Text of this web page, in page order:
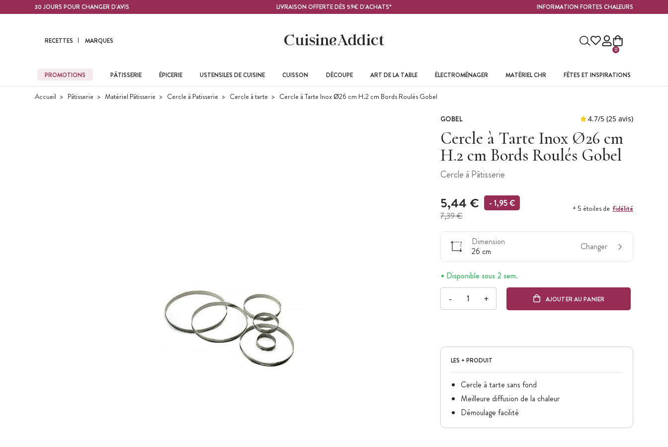
Contenu principal30 JOURS POUR CHANGER D'AVIS LIVRAISON OFFERTE DÈS 59€ D'ACHATS* INFORMATION FORTES CHALEURS
RECETTES MARQUES
0
PROMOTIONS PÂTISSERIE ÉPICERIE USTENSILES DE CUISINE CUISSON DÉCOUPE ART DE LA TABLE ÉLECTROMÉNAGER MATÉRIEL CHR FÊTES ET INSPIRATIONS
Accueil Pâtisserie Matériel Pâtisserie Cercle à Patisserie Cercle à tarte Cercle à Tarte Inox Ø26 cm H.2 cm Bords Roulés Gobel
GOBEL
Cercle à Tarte Inox Ø26 cm
H.2 cm Bords Roulés Gobel
Cercle à Pâtisserie
5,44 €
7,39 €
- 1,95 € + 5 étoiles de fidélité
Dimension
26 cm
Changer
Disponible sous 2 sem.
- + AJOUTER AU PANIER
LES + PRODUIT
Cercle à tarte sans fond
Meilleure diffusion de la chaleur
Démoulage facilité